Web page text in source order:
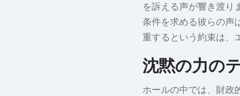
を訴える声が響き渡り
条件を求める彼らの声
重するという約束は、
沈黙の力の
ホールの中では、財政